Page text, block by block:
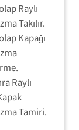
Raylı
Takılır.
Kapağı
Raylı
Tamiri.